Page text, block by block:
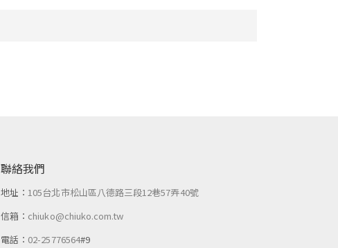
聯絡我們
地址： 105台北市松山區八德路三段12巷57弄40號
信箱： chiuko@chiuko.com.tw
電話： 02-25776564#9